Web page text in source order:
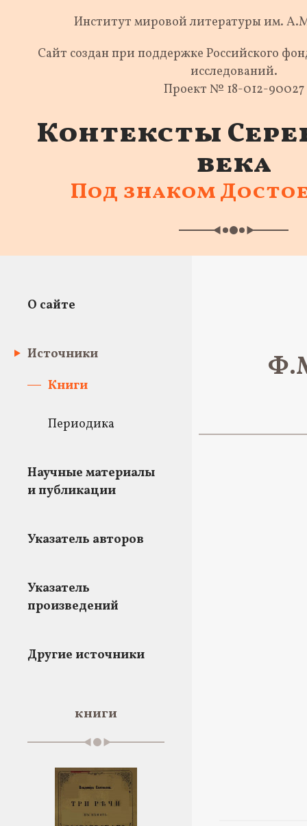
Институт мировой литературы им.
Сайт создан при поддержке Российского
исследований.
Проект № 18-012-90027
Контексты
века
Под знаком
О сайте
Источники
Книги
Периодика
Научные материалы
и публикации
Указатель авторов
Указатель
произведений
Другие источники
книги